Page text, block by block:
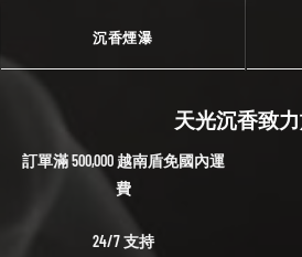
沉香煙瀑
天光沉香致
訂單滿 500,000 越南盾免國內運
費
24/7 支持